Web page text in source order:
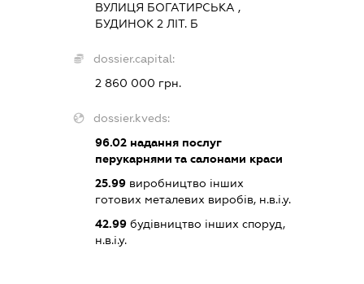
ВУЛИЦЯ БОГАТИРСЬКА ,
БУДИНОК 2 ЛІТ. Б
dossier.capital:
2 860 000 грн.
dossier.kveds:
96.02 надання послуг
перукарнями та салонами краси
25.99 виробництво інших
готових металевих виробів, н.в.і.у.
42.99 будівництво інших споруд,
н.в.і.у.